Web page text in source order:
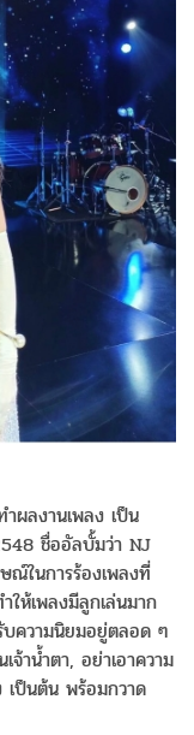
ผลงานเพลง เป็น
ชื่ออัลบั้มว่า NJ
ณ์ในการร้องเพลงที่
ให้เพลงมีลูกเล่นมาก
บความนิยมอยู่ตลอด ๆ
จ้าน้ำตา, อย่าเอาความ
เป็นต้น พร้อมกวาด